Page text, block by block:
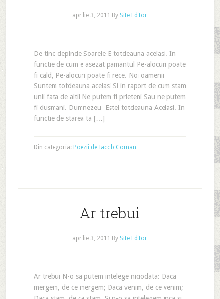
aprilie 3, 2011 By Site Editor
De tine depinde Soarele E totdeauna acelasi. In
functie de cum e asezat pamantul Pe-alocuri poate
fi cald, Pe-alocuri poate fi rece. Noi oamenii
Suntem totdeauna aceiasi Si in raport de cum stam
unii fata de altii Ne putem fi prieteni Sau ne putem
fi dusmani. Dumnezeu Estei totdeauna Acelasi. In
functie de starea ta […]
Din categoria: Poezii de Iacob Coman
Ar trebui
aprilie 3, 2011 By Site Editor
Ar trebui N-o sa putem intelege niciodata: Daca
mergem, de ce mergem; Daca venim, de ce venim;